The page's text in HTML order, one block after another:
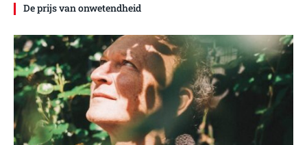
De prijs van onwetendheid